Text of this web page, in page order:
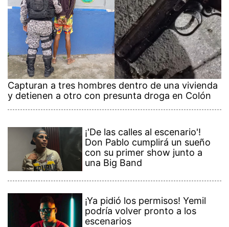
Capturan a tres hombres dentro de una vivienda
y detienen a otro con presunta droga en Colón
¡'De las calles al escenario'!
Don Pablo cumplirá un sueño
con su primer show junto a
una Big Band
¡Ya pidió los permisos! Yemil
podría volver pronto a los
escenarios